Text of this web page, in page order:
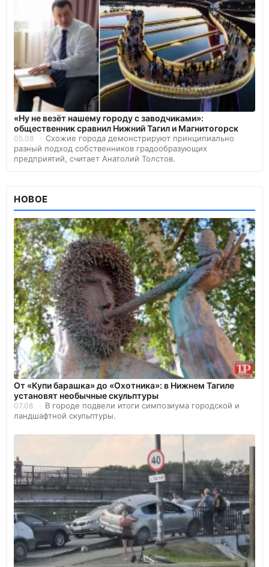
«Ну не везёт нашему городу с заводчиками»:
общественник сравнил Нижний Тагил и Магнитогорск
05.08
Схожие города демонстрируют принципиально
разный подход собственников градообразующих
предприятий, считает Анатолий Толстов.
НОВОЕ
От «Купи барашка» до «Охотника»: в Нижнем Тагиле
установят необычные скульптуры
07.08
В городе подвели итоги симпозиума городской и
ландшафтной скульптуры.